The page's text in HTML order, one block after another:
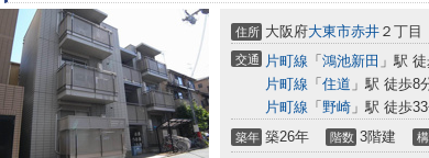
住所 大阪府大東市赤井 ２丁目
交通 片町線 「 鴻池新田 」駅
片町線 「 住道 」駅 徒歩8
片町線 「 野崎 」駅 徒歩
築年 築26年 階数 3階建